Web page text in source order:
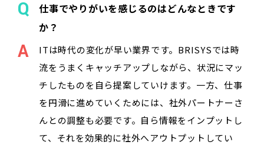
仕事でやりがいを感じるのはどんなときです
か？
ITは時代の変化が早い業界です。BRISYSでは時
流をうまくキャッチアップしながら、状況にマッ
チしたものを自ら提案していけます。一方、仕事
を円滑に進めていくためには、社外パートナーさ
んとの調整も必要です。自ら情報をインプットし
て、それを効果的に社外へアウトプットしてい